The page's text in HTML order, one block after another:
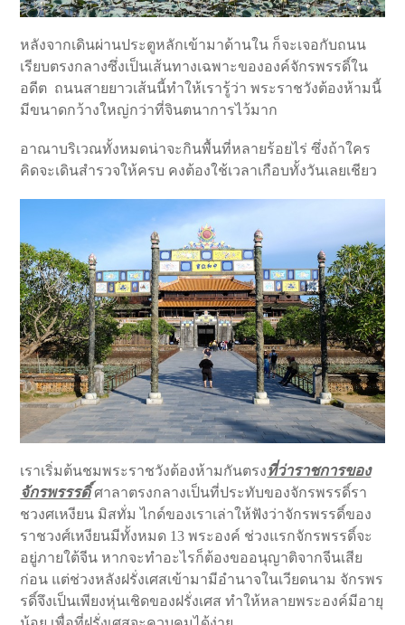
หลังจากเดินผ่านประตูหลักเข้ามาด้านใน ก็จะเจอกับถนน
เรียบตรงกลางซึ่งเป็นเส้นทางเฉพาะขององค์จักรพรรดิ์ใน
อดีต ถนนสายยาวเส้นนี้ทำให้เรารู้ว่า พระราชวังต้องห้ามนี้
มีขนาดกว้างใหญ่กว่าที่จินตนาการไว้มาก
อาณาบริเวณทั้งหมดน่าจะกินพื้นที่หลายร้อยไร่ ซึ่งถ้าใคร
คิดจะเดินสำรวจให้ครบ คงต้องใช้เวลาเกือบทั้งวันเลยเชียว
เราเริ่มต้นชมพระราชวังต้องห้ามกันตรงที่ว่าราชการของ
จักรพรรรดิ์ศาลาตรงกลางเป็นที่ประทับของจักรพรรดิ์รา
ชวงศเหงียน มิสทั่ม ไกด์ของเราเล่าให้ฟังว่าจักรพรรดิ์ของ
ราชวงศ์เหงียนมีทั้งหมด 13 พระองค์ ช่วงแรกจักรพรรดิ์จะ
อยู่ภายใต้จีน หากจะทำอะไรก็ต้องขออนุญาติจากจีนเสีย
ก่อน แต่ช่วงหลังฝรั่งเศสเข้ามามีอำนาจในเวียดนาม จักรพร
รดิ์จึงเป็นเพียงหุ่นเชิดของฝรั่งเศส ทำให้หลายพระองค์มีอายุ